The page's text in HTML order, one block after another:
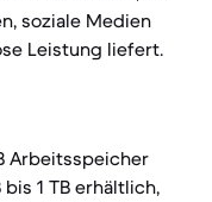
soziale Medien
Leistung liefert.
Arbeitsspeicher
1 TB erhältlich,